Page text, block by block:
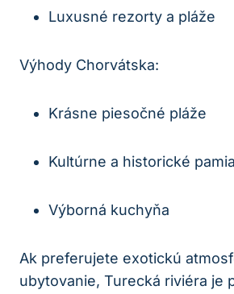
Luxusné rezorty a pláže
Výhody Chorvátska:
Krásne piesočné pláže
Kultúrne a historické
Výborná kuchyňa
Ak preferujete exotickú
ubytovanie, Turecká riviéra je